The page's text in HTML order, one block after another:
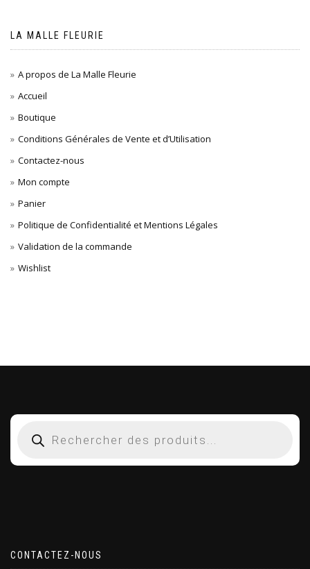
LA MALLE FLEURIE
A propos de La Malle Fleurie
Accueil
Boutique
Conditions Générales de Vente et d’Utilisation
Contactez-nous
Mon compte
Panier
Politique de Confidentialité et Mentions Légales
Validation de la commande
Wishlist
CONTACTEZ-NOUS